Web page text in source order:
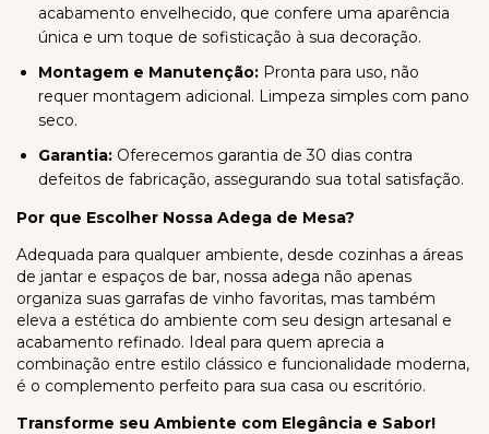
acabamento envelhecido, que confere uma aparência
única e um toque de sofisticação à sua decoração.
Montagem e Manutenção: Pronta para uso, não
requer montagem adicional. Limpeza simples com pano
seco.
Garantia: Oferecemos garantia de 30 dias contra
defeitos de fabricação, assegurando sua total satisfação.
Por que Escolher Nossa Adega de Mesa?
Adequada para qualquer ambiente, desde cozinhas a áreas
de jantar e espaços de bar, nossa adega não apenas
organiza suas garrafas de vinho favoritas, mas também
eleva a estética do ambiente com seu design artesanal e
acabamento refinado. Ideal para quem aprecia a
combinação entre estilo clássico e funcionalidade moderna,
é o complemento perfeito para sua casa ou escritório.
Transforme seu Ambiente com Elegância e Sabor!